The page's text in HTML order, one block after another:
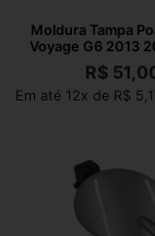
Moldura Tampa
Voyage G6 2013
2016
R$
Em até 12x de R$